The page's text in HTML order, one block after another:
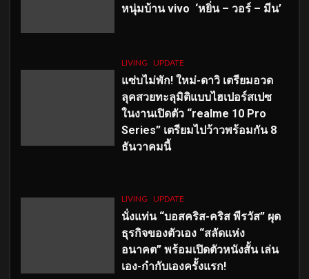
หนุ่มบ้าน vivo ‘หยิ่น – วอร์ – มีน’
LIVING UPDATE
แซ่บไม่พัก! ใหม่-ดาวิ เตรียมอวด
ลุคสวยทะลุมิติแบบไฮเปอร์สเปซ
ในงานเปิดตัว “realme 10 Pro
Series” เตรียมไปว้าวพร้อมกัน 8
ธันวาคมนี้
LIVING UPDATE
นั่งแท่น “บอสคริส-คริส พีรวัส” ผุด
ธุรกิจของตัวเอง “สลัดแห่ง
อนาคต” พร้อมเปิดตัวหนังสั้น เล่น
เอง-กำกับเองครั้งแรก!